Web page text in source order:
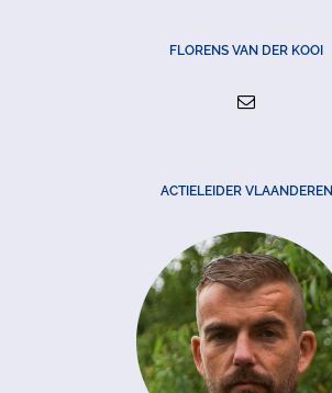
FLORENS VAN DER KOOI
ACTIELEIDER VLAANDEREN